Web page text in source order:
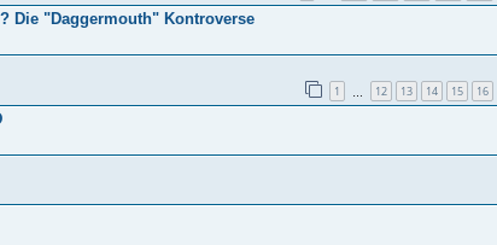
Die "Daggermouth" Kontroverse
1 12 13 14 15 16